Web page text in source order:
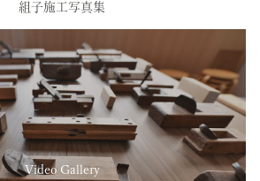
組子施工写真集
Video Gallery